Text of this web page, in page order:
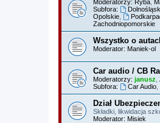
Moderatorzy: Ryba
Subfora:
Opolskie
Zachodniopomorskie
Wszystko o
Moderator: Maniek-ol
Car audio / CB
Moderatorzy: janusz
Subfora:
Car Audio,
Dział
Składki, likwidacja
Moderator: Misiek